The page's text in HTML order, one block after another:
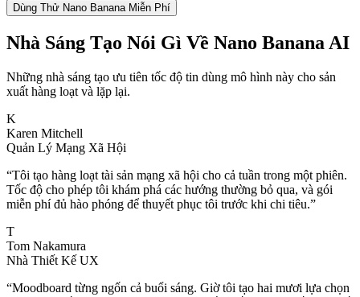
Dùng Thử Nano Banana Miễn Phí
Nhà Sáng Tạo Nói Gì Về Nano Banana AI
Những nhà sáng tạo ưu tiên tốc độ tin dùng mô hình này cho sản
xuất hàng loạt và lặp lại.
K
Karen Mitchell
Quản Lý Mạng Xã Hội
“Tôi tạo hàng loạt tài sản mạng xã hội cho cả tuần trong một phiên.
Tốc độ cho phép tôi khám phá các hướng thường bỏ qua, và gói
miễn phí đủ hào phóng để thuyết phục tôi trước khi chi tiêu.”
T
Tom Nakamura
Nhà Thiết Kế UX
“Moodboard từng ngốn cả buổi sáng. Giờ tôi tạo hai mươi lựa chọn